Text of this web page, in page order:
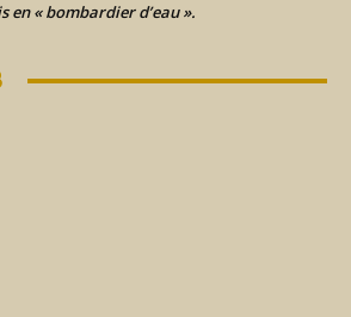
en « bombardier d’eau ».